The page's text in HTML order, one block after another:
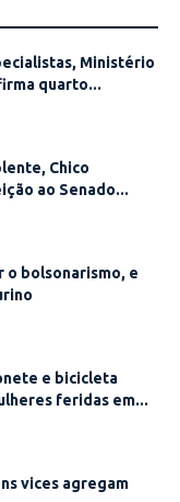
Ministério
quarto...
Chico
ao Senado...
o bolsonarismo, e
e bicicleta
feridas em...
vices agregam